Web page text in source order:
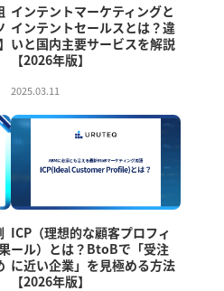
インテントマーケティングと
インテントセールスとは？違
いと国内主要サービスを解説
【2026年版】
2025.03.11
ICP（理想的な顧客プロフィ
ール）とは？BtoBで「受注
に近い企業」を見極める方法
【2026年版】